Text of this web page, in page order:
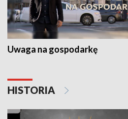
Uwaga na gospodarkę
HISTORIA